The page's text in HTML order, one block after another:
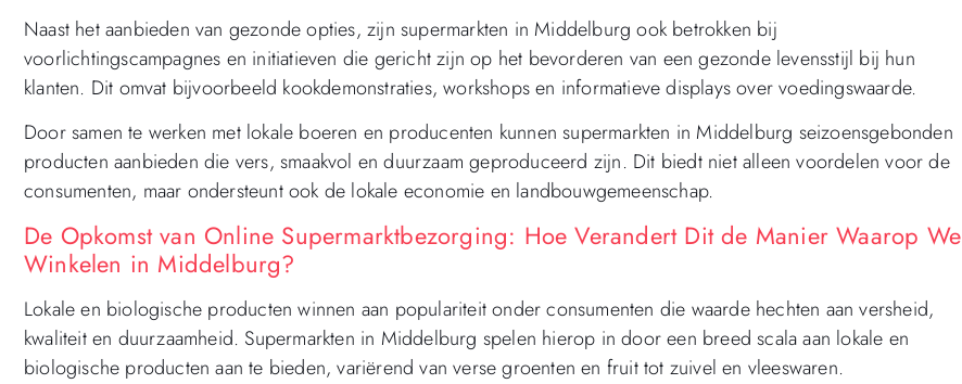
Naast het aanbieden van gezonde opties, zijn supermarkten in Middelburg ook betrokken bij
voorlichtingscampagnes en initiatieven die gericht zijn op het bevorderen van een gezonde levensstijl bij hun
klanten. Dit omvat bijvoorbeeld kookdemonstraties, workshops en informatieve displays over voedingswaarde.
Door samen te werken met lokale boeren en producenten kunnen supermarkten in Middelburg seizoensgebonden
producten aanbieden die vers, smaakvol en duurzaam geproduceerd zijn. Dit biedt niet alleen voordelen voor de
consumenten, maar ondersteunt ook de lokale economie en landbouwgemeenschap.
De Opkomst van Online Supermarktbezorging: Hoe Verandert Dit de Manier Waarop We
Winkelen in Middelburg?
Lokale en biologische producten winnen aan populariteit onder consumenten die waarde hechten aan versheid,
kwaliteit en duurzaamheid. Supermarkten in Middelburg spelen hierop in door een breed scala aan lokale en
biologische producten aan te bieden, variërend van verse groenten en fruit tot zuivel en vleeswaren.